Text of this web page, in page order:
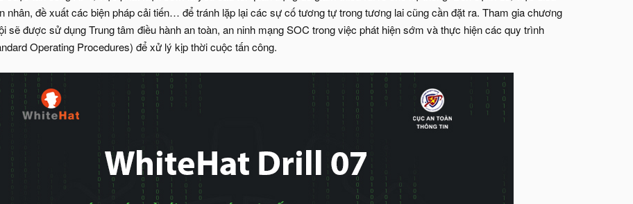
nhân, đề xuất các biện pháp cải tiến… để tránh lặp lại các sự cố tương tự trong tương lai cũng cần đặt ra. Tham gia chương
sẽ được sử dụng Trung tâm điều hành an toàn, an ninh mạng SOC trong việc phát hiện sớm và thực hiện các quy trình
Operating Procedures) để xử lý kịp thời cuộc tấn công.